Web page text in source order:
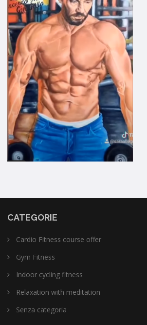
CATEGORIE
Cardio Fitness course offer
Gym Fitness
Indoor cycling fitness
Relaxation with meditation
Senza categoria